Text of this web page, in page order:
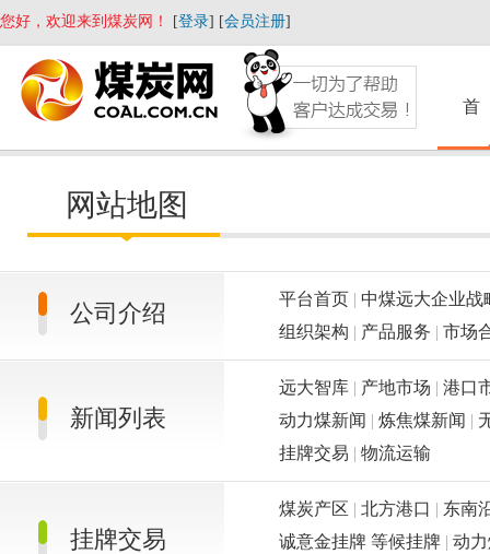
您好，欢迎来到煤炭网！ [登录] [会员注册]
网站地图
公司介绍
平台首页 | 中煤远大企业
组织架构 | 产品服务 | 市场
新闻列表
远大智库 | 产地市场 | 港口
动力煤新闻 | 炼焦煤新闻 |
挂牌交易 | 物流运输
挂牌交易
煤炭产区 | 北方港口 | 东南
诚意金挂牌 等候挂牌 | 动